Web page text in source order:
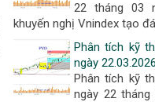
22 tháng 03
khuyến nghị Vnindex tạo
Phân tích kỹ
ngày 22.03.2026
Phân tích kỹ
ngày 22